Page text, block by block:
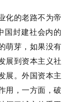
化的老路不为帝
国封建社会内的
萌芽，如果没有
展到资本主义社
展。外国资本主
用，一方面，破